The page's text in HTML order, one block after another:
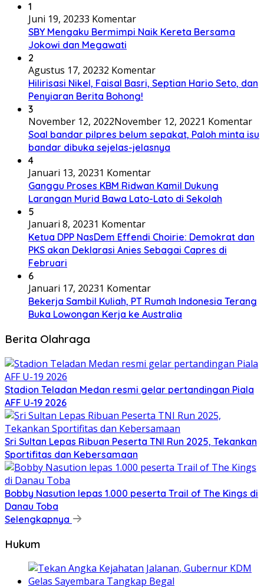
1
Juni 19, 20233 Komentar
SBY Mengaku Bermimpi Naik Kereta Bersama
Jokowi dan Megawati
2
Agustus 17, 20232 Komentar
Hilirisasi Nikel, Faisal Basri, Septian Hario Seto, dan
Penyiaran Berita Bohong!
3
November 12, 2022November 12, 20221 Komentar
Soal bandar pilpres belum sepakat, Paloh minta isu
bandar dibuka sejelas-jelasnya
4
Januari 13, 20231 Komentar
Ganggu Proses KBM Ridwan Kamil Dukung
Larangan Murid Bawa Lato-Lato di Sekolah
5
Januari 8, 20231 Komentar
Ketua DPP NasDem Effendi Choirie: Demokrat dan
PKS akan Deklarasi Anies Sebagai Capres di
Februari
6
Januari 17, 20231 Komentar
Bekerja Sambil Kuliah, PT Rumah Indonesia Terang
Buka Lowongan Kerja ke Australia
Berita Olahraga
Stadion Teladan Medan resmi gelar pertandingan Piala
AFF U-19 2026
Sri Sultan Lepas Ribuan Peserta TNI Run 2025, Tekankan
Sportifitas dan Kebersamaan
Bobby Nasution lepas 1.000 peserta Trail of The Kings di
Danau Toba
Selengkapnya
Hukum